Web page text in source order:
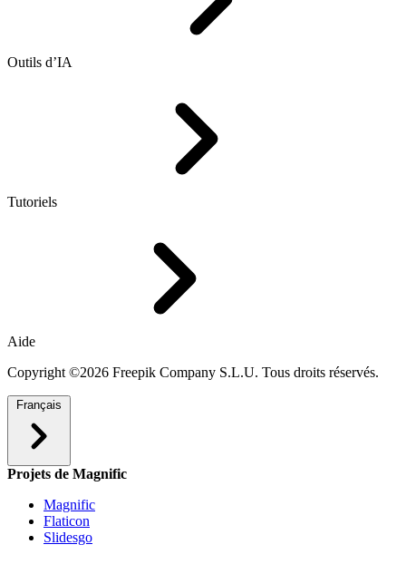
Outils d’IA
Tutoriels
Aide
Copyright ©2026 Freepik Company S.L.U. Tous droits réservés.
Français
Projets de Magnific
Magnific
Flaticon
Slidesgo